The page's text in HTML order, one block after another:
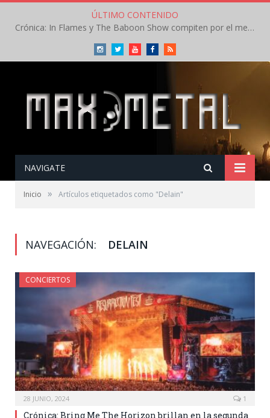
ÚLTIMO CONTENIDO
Crónica: In Flames y The Baboon Show compiten por el mejor concierto del día en el Leyendas del Rock – Viernes – Agosto 2026
InstagramTwitterYoutubeFacebookRSS
NAVIGATE
Inicio » Artículos etiquetados como "Delain"
NAVEGACIÓN: DELAIN
CONCIERTOS
28 JUNIO, 2024 1
Crónica: Bring Me The Horizon brillan en la segunda